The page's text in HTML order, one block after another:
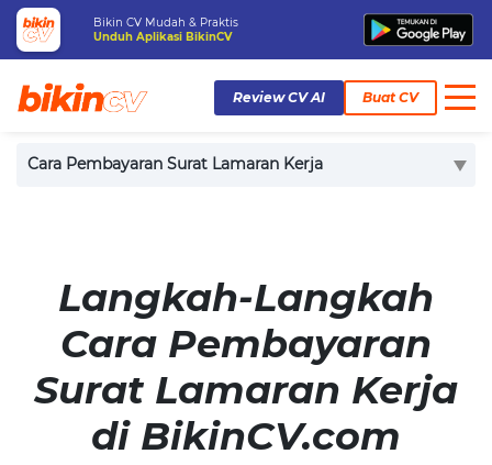
Bikin CV Mudah & Praktis
Unduh Aplikasi BikinCV
Review CV AI
Buat CV
Home
Cara Pembayaran Surat Lamaran Kerja
Cara Pembayaran Surat Lamaran Kerja
Langkah-Langkah
Cara Pembayaran
Surat Lamaran Kerja
di BikinCV.com